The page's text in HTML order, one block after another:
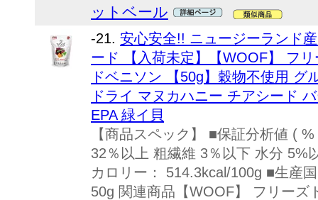
ットベール
-21. 安心安全!! ニュージーランド
ード 【入荷未定】【WOOF】 フ
ドベニソン 【50g】穀物不使用 グ
ドライ マヌカハニー チアシード
EPA 緑イ貝
【商品スペック】 ■保証分析値 (
32％以上 粗繊維 3％以下 水分 5%
カロリー： 514.3kcal/100g ■生産
50g 関連商品【WOOF】 フリー